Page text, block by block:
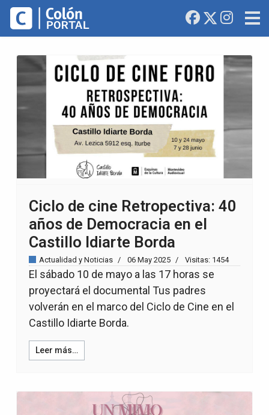
Ciclo de cine Retropectiva: 40
años de Democracia en el
Castillo Idiarte Borda
Actualidad y Noticias 06 May 2025 Visitas: 1454
El sábado 10 de mayo a las 17 horas se
proyectará el documental Tus padres
volverán en el marco del Ciclo de Cine en el
Castillo Idiarte Borda.
Leer más…